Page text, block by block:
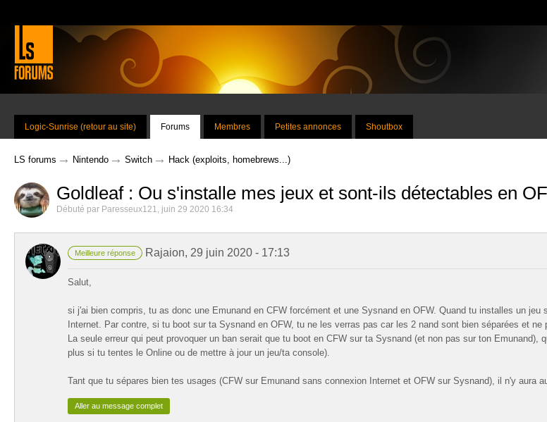
Logic-Sunrise (retour au site) Forums Membres Petites annonces Shoutbox
LS forums → Nintendo → Switch → Hack (exploits, homebrews...)
Goldleaf : Ou s'installe mes jeux et sont-ils détectables en
Débuté par Paresseux121, juin 29 2020 16:34
Meilleure réponse Rajaion, 29 juin 2020 - 17:13
Salut,
si j'ai bien compris, tu as donc une Emunand en CFW forcément et une Sysnand en OFW. Quand tu installes un
Internet. Par contre, si tu boot sur ta Sysnand en OFW, tu ne les verras pas car les 2 nand sont bien séparées et ne
La seule erreur qui peut provoquer un ban serait que tu boot en CFW sur ta Sysnand (et non pas sur ton
plus si tu tentes le Online ou de mettre à jour un jeu/ta console).
Tant que tu sépares bien tes usages (CFW sur Emunand sans connexion Internet et OFW sur Sysnand), il n'y aura
Aller au message complet